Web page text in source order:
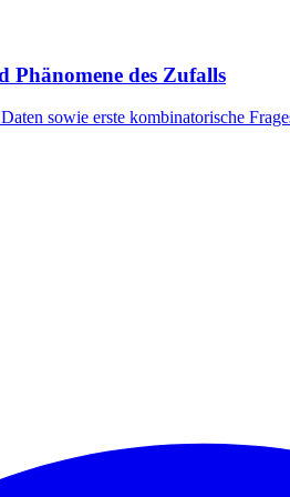
Phänomene des Zufalls
sowie erste kombinatorische